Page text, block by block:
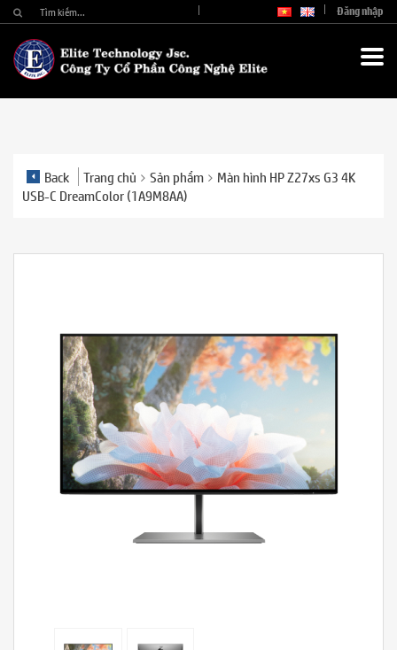
Đăng nhập
Back Trang chủ Sản phẩm
Màn hình HP Z27xs G3 4K
USB-C DreamColor (1A9M8AA)